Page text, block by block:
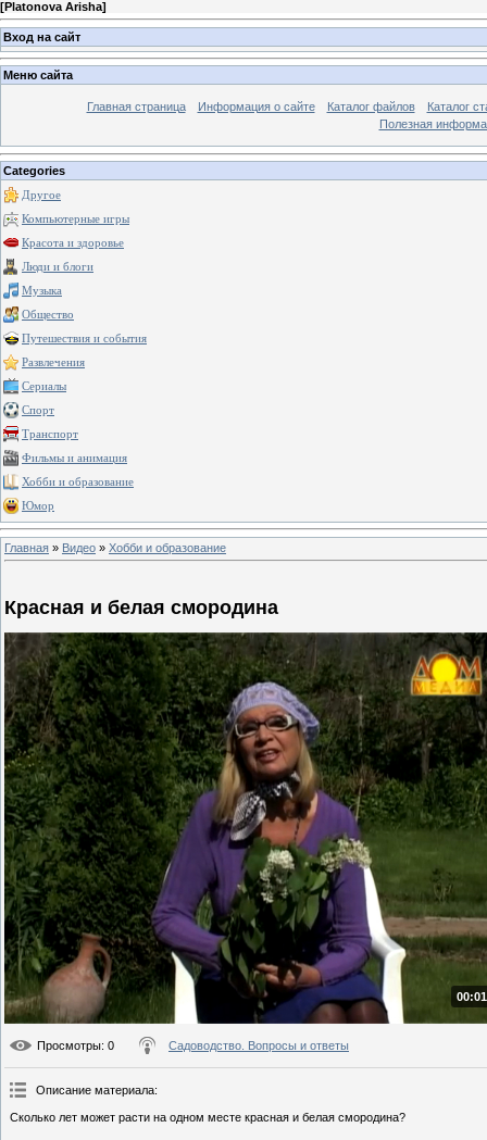
[Platonova Arisha]
Вход на сайт
Меню сайта
Главная страница Информация о сайте Каталог файлов
Каталог
Полезная
Categories
Другое
Компьютерные игры
Красота и здоровье
Люди и блоги
Музыка
Общество
Путешествия и события
Развлечения
Сериалы
Спорт
Транспорт
Фильмы и анимация
Хобби и образование
Юмор
Главная » Видео » Хобби и образование
Красная и белая смородина
Просмотры: 0 Садоводство. Вопросы и ответы
Описание материала:
Сколько лет может расти на одном месте красная и белая смородина?